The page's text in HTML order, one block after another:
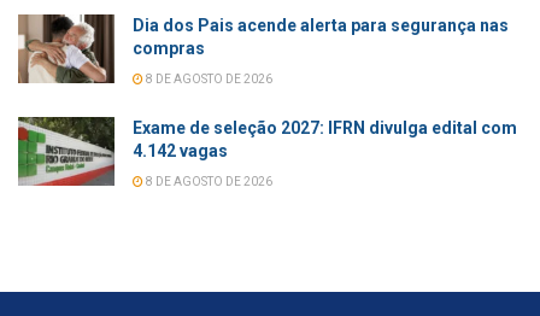
Dia dos Pais acende alerta para segurança nas
compras
8 DE AGOSTO DE 2026
Exame de seleção 2027: IFRN divulga edital com
4.142 vagas
8 DE AGOSTO DE 2026